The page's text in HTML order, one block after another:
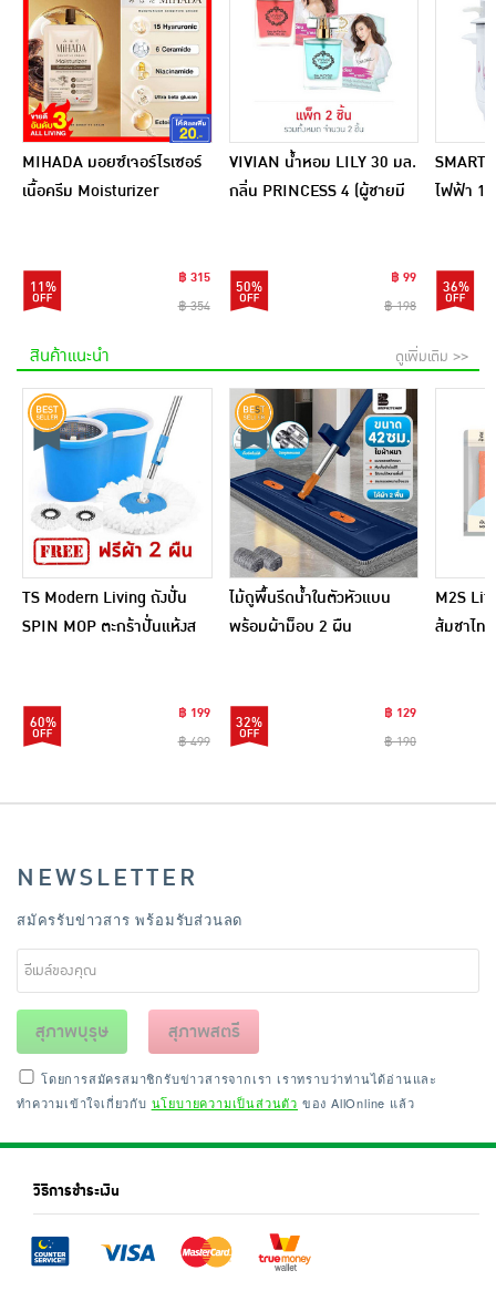
MIHADA มอยซ์เจอร์ไรเซอร์
เนื้อครีม Moisturizer
11%
฿ 315
฿ 354
VIVIAN น้ำหอม LILY 30 มล.
กลิ่น PRINCESS 4 (ผู้ชายมี
50%
฿ 99
฿ 198
ไฟฟ้า 1
36%
สินค้าแนะนำ ดูเพิ่มเติม >>
TS Modern Living ถังปั่น
SPIN MOP ตะกร้าปั่นแห้งส
60%
฿ 199
฿ 499
ไม้ถูพื้นรีดน้ำในตัวหัวแบน
พร้อมผ้าม็อบ 2 ผืน
32%
฿ 129
฿ 190
M2S
ส้มชาไท
NEWSLETTER
สมัครรับข่าวสาร พร้อมรับส่วนลด
สุภาพบุรุษ สุภาพสตรี
โดยการสมัครสมาชิกรับข่าวสารจากเรา เราทราบว่าท่านได้อ่านและ
ทำความเข้าใจเกี่ยวกับ นโยบายความเป็นส่วนตัว ของ AllOnline แล้ว
วิธีการชำระเงิน